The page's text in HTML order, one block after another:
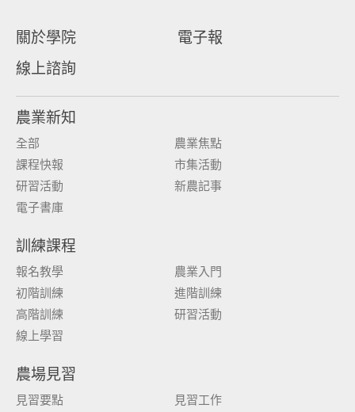
關於學院
電子報
線上諮詢
農業新知
全部
農業焦點
課程快報
市集活動
研習活動
新農記事
電子書庫
訓練課程
報名教學
農業入門
初階訓練
進階訓練
高階訓練
研習活動
線上學習
農場見習
見習要點
見習工作